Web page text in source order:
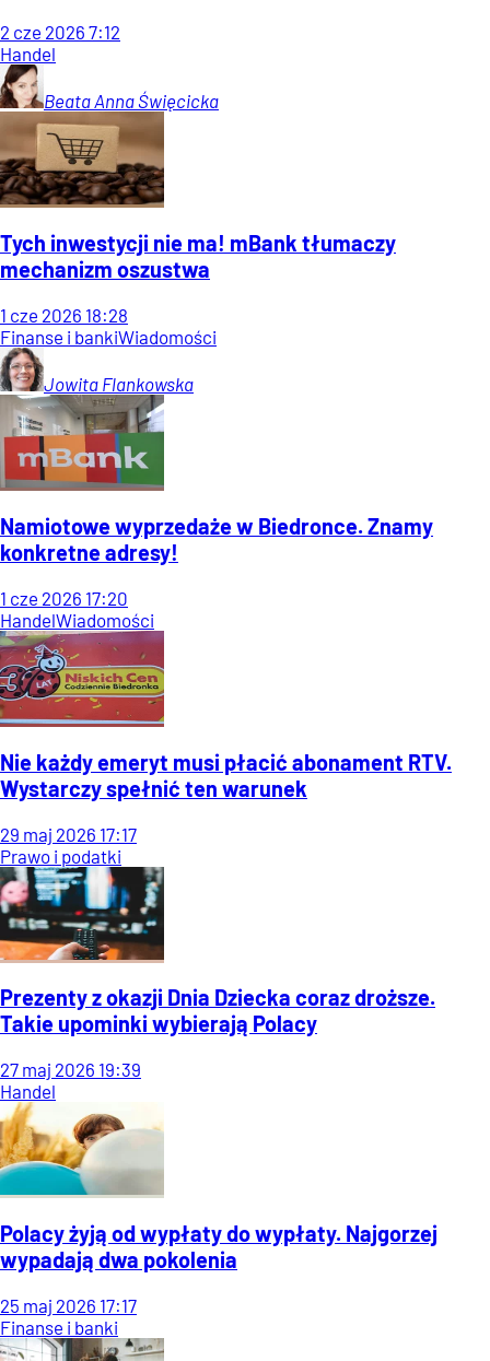
2 cze 2026 7:12
Handel
Beata Anna Święcicka
Tych inwestycji nie ma! mBank tłumaczy
mechanizm oszustwa
1 cze 2026 18:28
Finanse i bankiWiadomości
Jowita Flankowska
Namiotowe wyprzedaże w Biedronce. Znamy
konkretne adresy!
1 cze 2026 17:20
HandelWiadomości
Nie każdy emeryt musi płacić abonament RTV.
Wystarczy spełnić ten warunek
29 maj 2026 17:17
Prawo i podatki
Prezenty z okazji Dnia Dziecka coraz droższe.
Takie upominki wybierają Polacy
27 maj 2026 19:39
Handel
Polacy żyją od wypłaty do wypłaty. Najgorzej
wypadają dwa pokolenia
25 maj 2026 17:17
Finanse i banki